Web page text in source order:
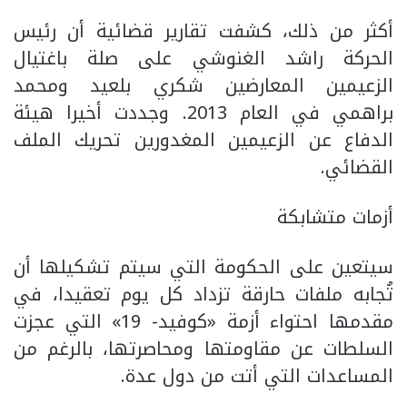
أكثر من ذلك، كشفت تقارير قضائية أن رئيس
الحركة راشد الغنوشي على صلة باغتيال
الزعيمين المعارضين شكري بلعيد ومحمد
براهمي في العام 2013. وجددت أخيرا هيئة
الدفاع عن الزعيمين المغدورين تحريك الملف
القضائي.
أزمات متشابكة
سيتعين على الحكومة التي سيتم تشكيلها أن
تُجابه ملفات حارقة تزداد كل يوم تعقيدا، في
مقدمها احتواء أزمة «كوفيد- 19» التي عجزت
السلطات عن مقاومتها ومحاصرتها، بالرغم من
المساعدات التي أتت من دول عدة.